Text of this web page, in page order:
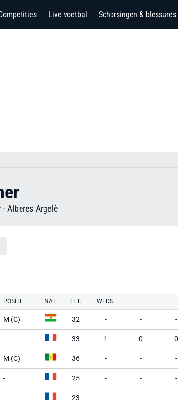
Live voetbal Schorsingen & blessures
-Alberes Argelè
POSITIE NAT. LFT. WEDS.
M (C) 32 - - -
- 33 1 0 0
M (C) 36 - - -
- 25 - - -
- 23 - - -